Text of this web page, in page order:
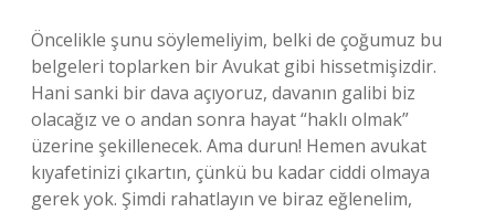
Öncelikle şunu söylemeliyim, belki de çoğumuz bu
belgeleri toplarken bir Avukat gibi hissetmişizdir.
Hani sanki bir dava açıyoruz, davanın galibi biz
olacağız ve o andan sonra hayat “haklı olmak”
üzerine şekillenecek. Ama durun! Hemen avukat
kıyafetinizi çıkartın, çünkü bu kadar ciddi olmaya
gerek yok. Şimdi rahatlayın ve biraz eğlenelim,